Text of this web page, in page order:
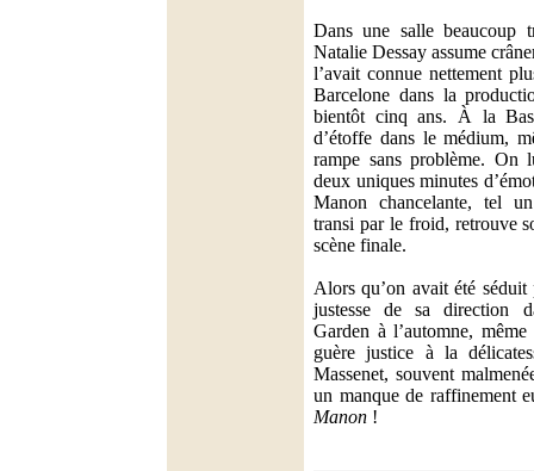
Dans une salle beaucoup
Natalie Dessay assume
l’avait connue nettement
Barcelone dans la
bientôt cinq ans. À la
d’étoffe dans le médium,
rampe sans problème. On
deux uniques minutes
Manon chancelante, tel
transi par le froid, retrouve
scène finale.
Alors qu’on avait été séduit
justesse de sa direction
Garden à l’automne,
guère justice à la
Massenet, souvent
un manque de raffinement
Manon !